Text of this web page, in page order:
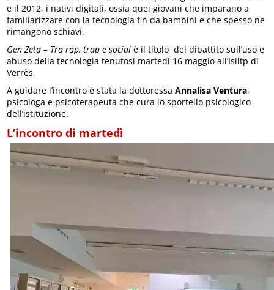
e il 2012, i nativi digitali, ossia quei giovani che imparano a
familiarizzare con la tecnologia fin da bambini e che spesso ne
rimangono schiavi.
Gen Zeta – Tra rap, trap e social è il titolo del dibattito sull’uso e
abuso della tecnologia tenutosi martedì 16 maggio all’Isiltp di
Verrès.
A guidare l’incontro è stata la dottoressaAnnalisa Ventura,
psicologa e psicoterapeuta che cura lo sportello psicologico
dell’istituzione.
L’incontro di martedì